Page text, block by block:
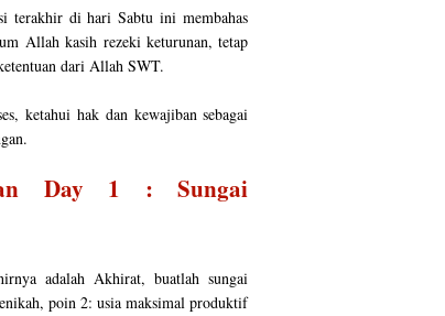
terakhir di hari Sabtu ini membahas
Allah kasih rezeki keturunan, tetap
dari Allah SWT.
ketahui hak dan kewajiban sebagai
Day 1 : Sungai
adalah Akhirat, buatlah sungai
poin 2: usia maksimal produktif